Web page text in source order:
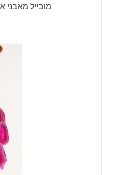
מובייל מאבני